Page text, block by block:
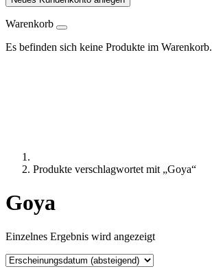
Warenkorb
Es befinden sich keine Produkte im Warenkorb.
Produkte verschlagwortet mit „Goya“
Goya
Einzelnes Ergebnis wird angezeigt